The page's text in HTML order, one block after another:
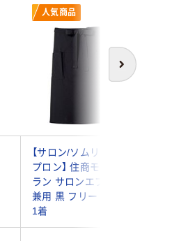
次へ
人気商品
【サロン/ソムリエエ
プロン】 住商モンブ
ラン サロンエプロン
兼用 黒 フリー 9-420
1着